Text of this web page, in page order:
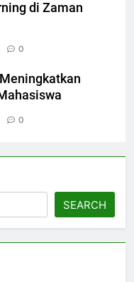
di Zaman
0
0
SEARCH